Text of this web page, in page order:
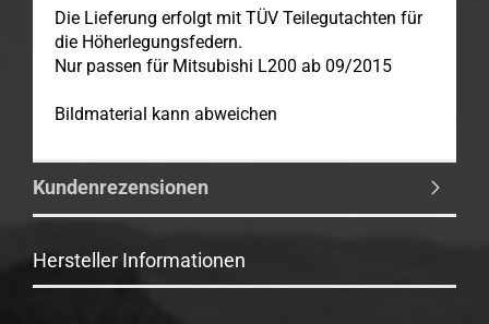
Die Lieferung erfolgt mit TÜV Teilegutachten für
die Höherlegungsfedern.
Nur passen für Mitsubishi L200 ab 09/2015
Bildmaterial kann abweichen
Kundenrezensionen
Hersteller Informationen